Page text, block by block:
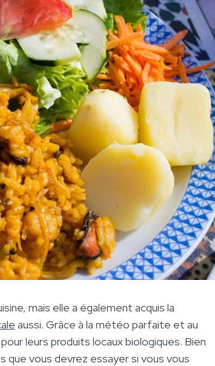
mais elle a également acquis la
aussi. Grâce à la météo parfaite et au
leurs produits locaux biologiques. Bien
que vous devrez essayer si vous vous